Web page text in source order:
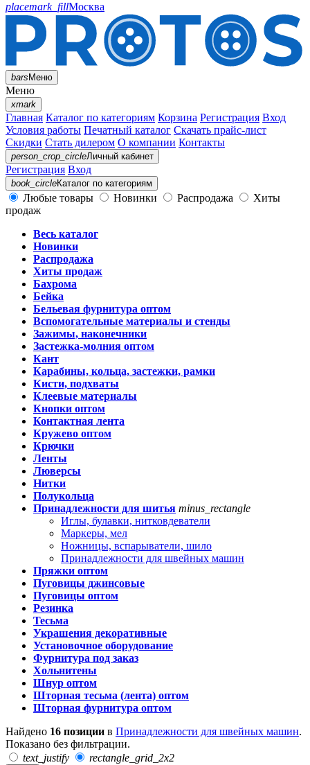
placemark_fillМосква
barsМеню
Меню
xmark
Главная Каталог по категориям Корзина Регистрация Вход
Условия работы Печатный каталог Скачать прайс-лист
Скидки Стать дилером О компании Контакты
person_crop_circleЛичный кабинет
Регистрация Вход
book_circleКаталог по категориям
Любые товары Новинки Распродажа
Хиты
продаж
Весь каталог
Новинки
Распродажа
Хиты продаж
Бахрома
Бейка
Бельевая фурнитура оптом
Вспомогательные материалы и стенды
Зажимы, наконечники
Застежка-молния оптом
Кант
Карабины, кольца, застежки, рамки
Кисти, подхваты
Клеевые материалы
Кнопки оптом
Контактная лента
Кружево оптом
Крючки
Ленты
Люверсы
Нитки
Полукольца
Принадлежности для шитья minus_rectangle
Иглы, булавки, нитковдеватели
Маркеры, мел
Ножницы, вспарыватели, шило
Принадлежности для швейных машин
Пряжки оптом
Пуговицы джинсовые
Пуговицы оптом
Резинка
Тесьма
Украшения декоративные
Установочное оборудование
Фурнитура под заказ
Хольнитены
Шнур оптом
Шторная тесьма (лента) оптом
Шторная фурнитура оптом
Найдено 16 позиции в Принадлежности для швейных машин.
Показано без фильтрации.
text_justify
rectangle_grid_2x2